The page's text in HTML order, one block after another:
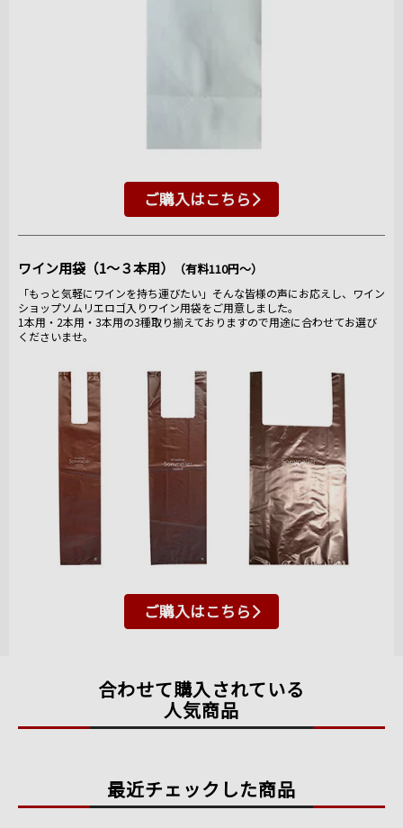
ご購入はこちら
ワイン用袋（1～３本用） （有料110円～）
「もっと気軽にワインを持ち運びたい」そんな皆様の声にお応えし、ワイン
ショップソムリエロゴ入りワイン用袋をご用意しました。
1本用・2本用・3本用の3種取り揃えておりますので用途に合わせてお選び
くださいませ。
ご購入はこちら
合わせて購入されている
人気商品
最近チェックした商品